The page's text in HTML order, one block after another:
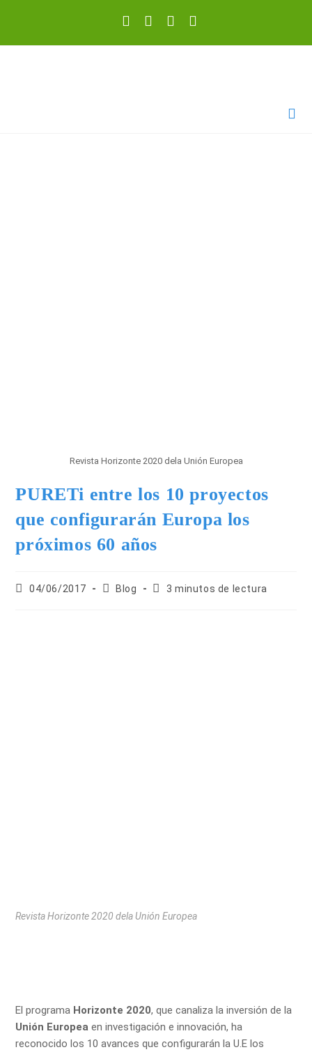
Revista Horizonte 2020 dela Unión Europea
PURETi entre los 10 proyectos
que configurarán Europa los
próximos 60 años
04/06/2017 Blog 3 minutos de lectura
Revista Horizonte 2020 dela Unión Europea
El programa Horizonte 2020, que canaliza la inversión de la
Unión Europea en investigación e innovación, ha
reconocido los 10 avances que configurarán la U.E los